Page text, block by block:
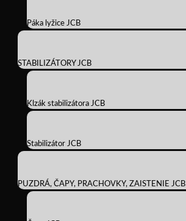
Páka lyžice JCB
STABILIZÁTORY JCB
Klzák stabilizátora JCB
Stabilizátor JCB
PUZDRÁ, ČAPY, PRACHOVKY, ZAISTENIE JCB